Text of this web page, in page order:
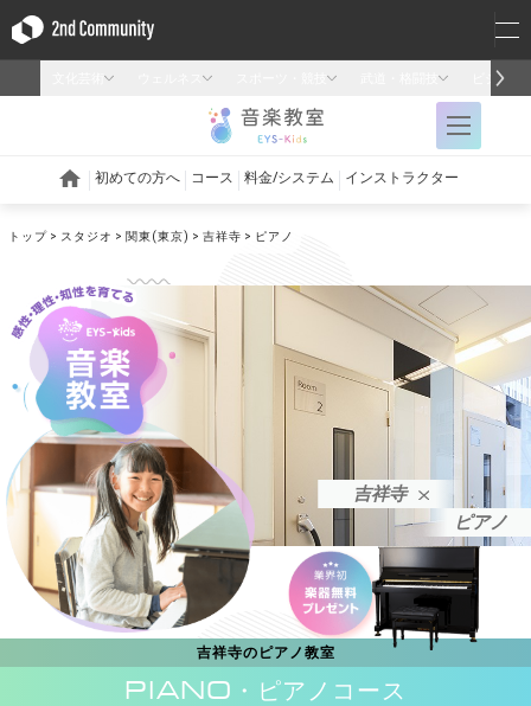
トップ スタジオ 関東(東京) 吉祥寺 ピアノ
吉祥寺
ピアノ
吉祥寺のピアノ教室
PIANO ・ピアノコース